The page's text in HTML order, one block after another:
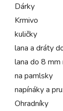
Dárky
Krmivo
kuličky
lana a dráty
lana do 8 mm
na pamlsky
napínáky a
Ohradníky